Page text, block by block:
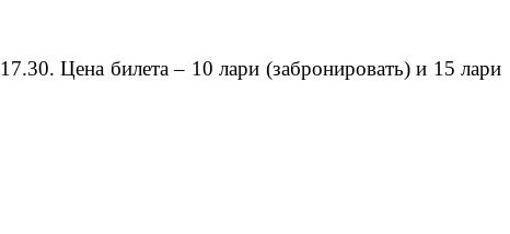
Цена билета – 10 лари (забронировать) и 15 лари